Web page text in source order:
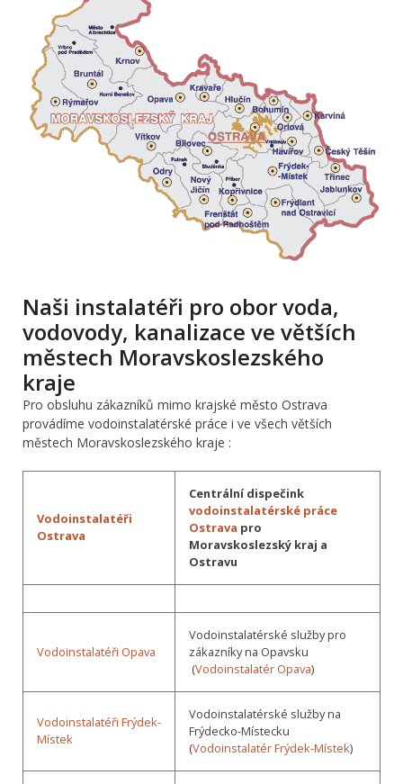
Naši instalatéři pro obor voda,
vodovody, kanalizace ve větších
městech Moravskoslezského
kraje
Pro obsluhu zákazníků mimo krajské město Ostrava
provádíme vodoinstalatérské práce i ve všech větších
městech Moravskoslezského kraje :
Vodoinstalatéři
Ostrava
Centrální dispečink
vodoinstalatérské práce
Ostrava pro
Moravskoslezský kraj a
Ostravu
Vodoinstalatéři Opava
Vodoinstalatérské služby pro
zákazníky na Opavsku
(Vodoinstalatér Opava)
Vodoinstalatéři Frýdek-
Místek
Vodoinstalatérské služby na
Frýdecko-Místecku
(Vodoinstalatér Frýdek-Místek)